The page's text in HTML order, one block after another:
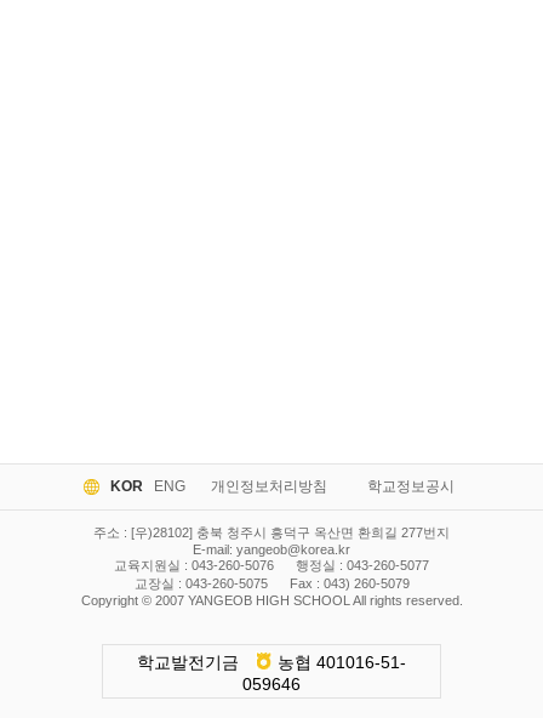
KOR ENG 개인정보처리방침 학교정보공시
학교발전기금
농협 401016-51-
059646
주소 : [우)28102] 충북 청주시 흥덕구 옥산면 환희길 277번지
E-mail: yangeob@korea.kr
교육지원실 : 043-260-5076
행정실 : 043-260-5077
교장실 : 043-260-5075
Fax : 043) 260-5079
Copyright © 2007 YANGEOB HIGH SCHOOL All rights reserved.